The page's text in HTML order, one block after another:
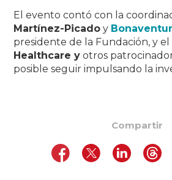
El evento contó con la
Martínez-Picado y
presidente de la Fundación, y
Healthcare y otros
posible seguir impulsando la
Compartir